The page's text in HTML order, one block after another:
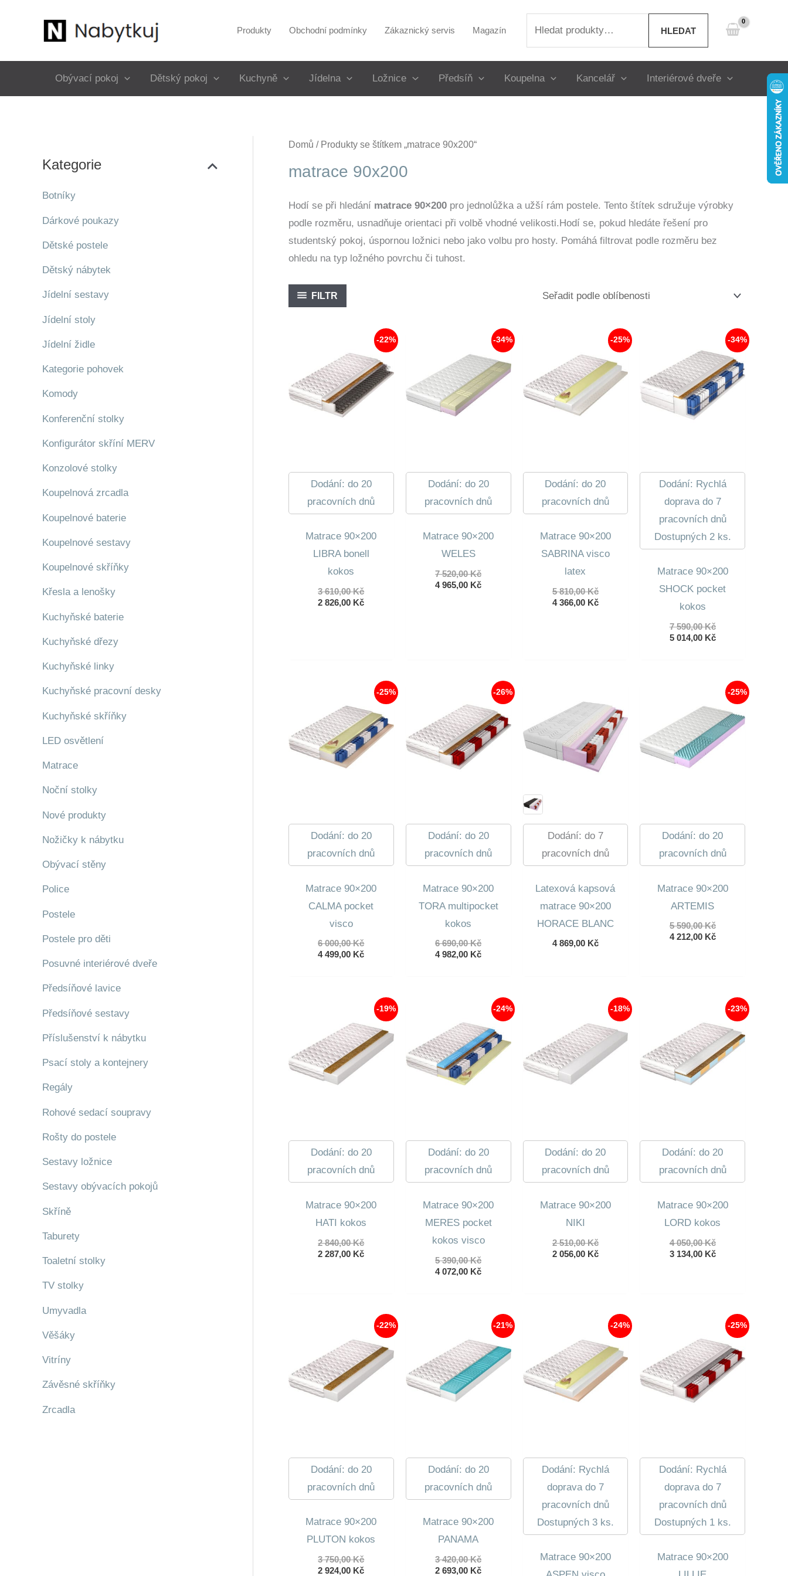
Produkty Obchodní podmínky Zákaznický servis Magazín HLEDAT
Obývací pokoj Dětský pokoj Kuchyně Jídelna Ložnice Předsíň Koupelna Kancelář Interiérové dveře
Kategorie
Botníky
Dárkové poukazy
Dětské postele
Dětský nábytek
Jídelní sestavy
Jídelní stoly
Jídelní židle
Kategorie pohovek
Komody
Konferenční stolky
Konfigurátor skříní MERV
Konzolové stolky
Koupelnová zrcadla
Koupelnové baterie
Koupelnové sestavy
Koupelnové skříňky
Křesla a lenošky
Kuchyňské baterie
Kuchyňské dřezy
Kuchyňské linky
Kuchyňské pracovní desky
Kuchyňské skříňky
LED osvětlení
Matrace
Noční stolky
Nové produkty
Nožičky k nábytku
Obývací stěny
Police
Postele
Postele pro děti
Posuvné interiérové dveře
Předsíňové lavice
Předsíňové sestavy
Příslušenství k nábytku
Psací stoly a kontejnery
Regály
Rohové sedací soupravy
Rošty do postele
Sestavy ložnice
Sestavy obývacích pokojů
Skříně
Taburety
Toaletní stolky
TV stolky
Umyvadla
Věšáky
Vitríny
Závěsné skříňky
Zrcadla
Domů / Produkty se štítkem „matrace 90x200“
matrace 90x200
Hodí se při hledání matrace 90×200 pro jednolůžka a užší rám postele. Tento štítek sdružuje výrobky
podle rozměru, usnadňuje orientaci při volbě vhodné velikosti.Hodí se, pokud hledáte řešení pro
studentský pokoj, úspornou ložnici nebo jako volbu pro hosty. Pomáhá filtrovat podle rozměru bez
ohledu na typ ložného povrchu či tuhost.
FILTR
-22%
Dodání: do 20
pracovních dnů
Matrace 90×200
LIBRA bonell
kokos
3 610,00KčPůvodní
cena
2 826,00 KčAktuální
-34%
Dodání: do 20
pracovních dnů
Matrace 90×200
WELES
7 520,00KčPůvodní
cena
4 965,00 KčAktuální
-25%
Dodání: do 20
pracovních dnů
Matrace 90×200
SABRINA visco
latex
5 810,00KčPůvodní
cena
4 366,00 KčAktuální
-34%
Dodání: Rychlá
doprava do 7
pracovních dnů
Dostupných 2 ks.
Matrace 90×200
SHOCK pocket
kokos
7 590,00KčPůvodní
cena
5 014,00 KčAktuální
014,00 Kč.
-25%
Dodání: do 20
pracovních dnů
Matrace 90×200
CALMA pocket
visco
6 000,00KčPůvodní
cena
4 499,00 KčAktuální
499,00 Kč.
-26%
Dodání: do 20
pracovních dnů
Matrace 90×200
TORA multipocket
kokos
6 690,00KčPůvodní
cena
4 982,00 KčAktuální
982,00 Kč.
Dodání: do 7
pracovních dnů
Latexová kapsová
matrace 90×200
HORACE BLANC
4 869,00 Kč
-25%
Dodání: do 20
pracovních dnů
Matrace 90×200
ARTEMIS
5 590,00KčPůvodní
cena
4 212,00 KčAktuální
-19%
Dodání: do 20
pracovních dnů
Matrace 90×200
HATI kokos
2 840,00KčPůvodní
cena
2 287,00 KčAktuální
-24%
Dodání: do 20
pracovních dnů
Matrace 90×200
MERES pocket
kokos visco
5 390,00KčPůvodní
cena
4 072,00 KčAktuální
072,00 Kč.
-18%
Dodání: do 20
pracovních dnů
Matrace 90×200
NIKI
2 510,00KčPůvodní
cena
2 056,00 KčAktuální
-23%
Dodání: do 20
pracovních dnů
Matrace 90×200
LORD kokos
4 050,00KčPůvodní
cena
3 134,00 KčAktuální
-22%
Dodání: do 20
pracovních dnů
Matrace 90×200
PLUTON kokos
3 750,00KčPůvodní
cena
2 924,00 KčAktuální
-21%
Dodání: do 20
pracovních dnů
Matrace 90×200
PANAMA
3 420,00KčPůvodní
cena
2 693,00 KčAktuální
-24%
Dodání: Rychlá
doprava do 7
pracovních dnů
Dostupných 3 ks.
Matrace 90×200
-25%
Dodání: Rychlá
doprava do 7
pracovních dnů
Dostupných 1 ks.
Matrace 90×200